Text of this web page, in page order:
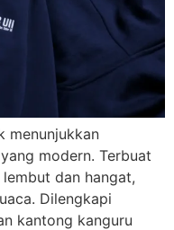
menunjukkan
modern. Terbuat
dan hangat,
Dilengkapi
kantong kanguru